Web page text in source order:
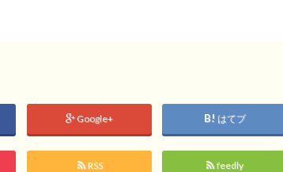
Google+ はてブ
RSS feedly